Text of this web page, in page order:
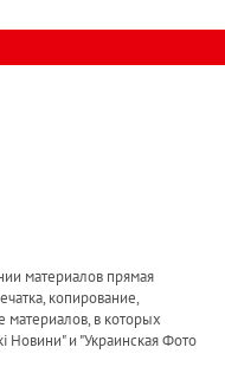
материалов прямая
копирование,
материалов, в которых
Новини" и "Украинская Фото